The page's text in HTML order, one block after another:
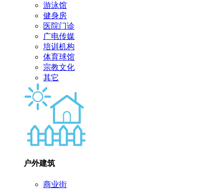
游泳馆
健身房
医院门诊
广电传媒
培训机构
体育球馆
宗教文化
其它
户外建筑
商业街